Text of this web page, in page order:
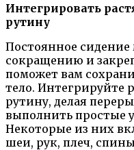
Интегрировать
рутину
Постоянное
сокращению и
поможет вам
тело. Интегрируйте
рутину, делая
выполнить простые
Некоторые из них
шеи, рук, плеч,